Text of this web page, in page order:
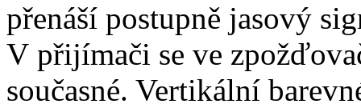
přenáší postupně jasový
V přijímači se ve
současné. Vertikální